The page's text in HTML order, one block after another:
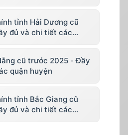
tỉnh Hải Dương cũ
đủ và chi tiết các
cũ trước 2025 - Đầy
quận huyện
tỉnh Bắc Giang cũ
đủ và chi tiết các